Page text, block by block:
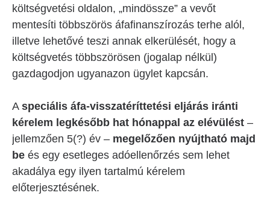
költségvetési oldalon, „mindössze” a vevőt
mentesíti többszörös áfafinanszírozás terhe alól,
illetve lehetővé teszi annak elkerülését, hogy a
költségvetés többszörösen (jogalap nélkül)
gazdagodjon ugyanazon ügylet kapcsán.
A speciális áfa-visszatéríttetési eljárás iránti
kérelem legkésőbb hat hónappal az elévülést –
jellemzően 5(?) év – megelőzően nyújtható majd
be és egy esetleges adóellenőrzés sem lehet
akadálya egy ilyen tartalmú kérelem
előterjesztésének.